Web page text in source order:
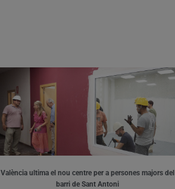
València ultima el nou centre per a persones majors del
barri de Sant Antoni